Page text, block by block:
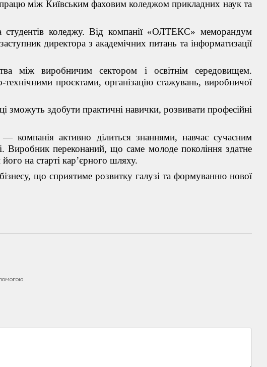
між Київським фаховим коледжом прикладних наук та
студентів коледжу. Від компанії «ОЛТЕКС» меморандум
директора з академічних питань та інформатизації
між виробничим сектором і освітнім середовищем.
технічними проєктами, організацію стажувань, виробничої
здобути практичні навички, розвивати професійні
компанія активно ділиться знаннями, навчає сучасним
Виробник переконаний, що саме молоде покоління здатне
на старті кар’єрного шляху.
що сприятиме розвитку галузі та формуванню нової